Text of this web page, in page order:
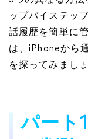
ップバイステッ
話履歴を簡単に
は、iPhoneから
を探ってみましょ
パート